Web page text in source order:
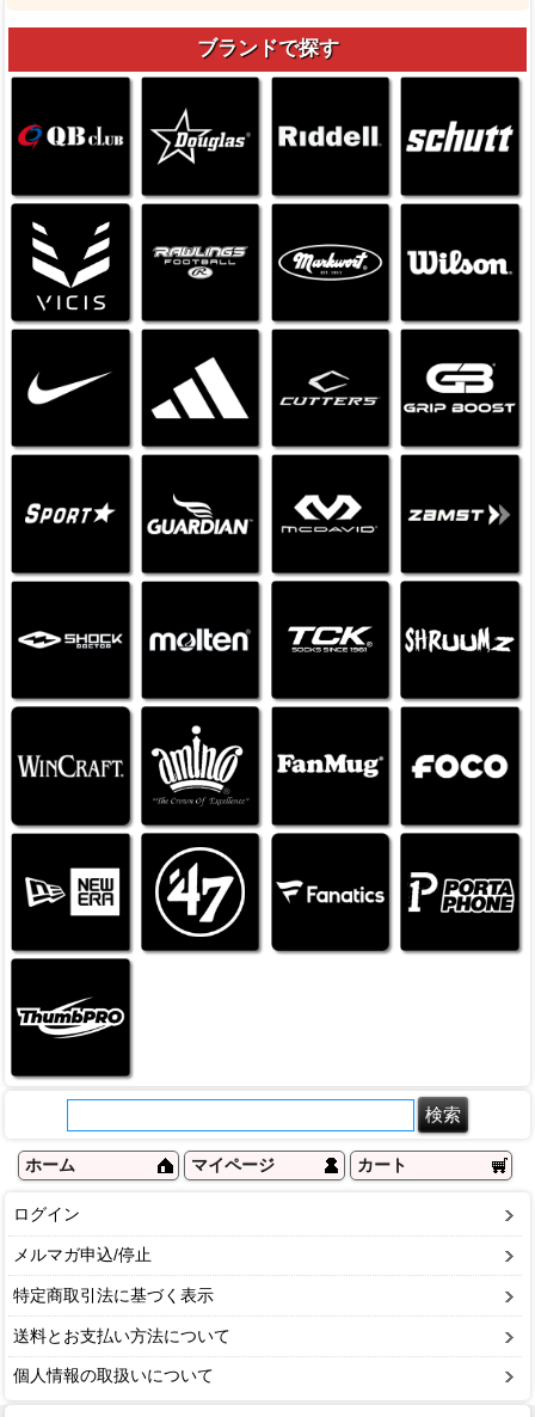
ブランドで探す
ホーム マイページ カート
ログイン
メルマガ申込/停止
特定商取引法に基づく表示
送料とお支払い方法について
個人情報の取扱いについて